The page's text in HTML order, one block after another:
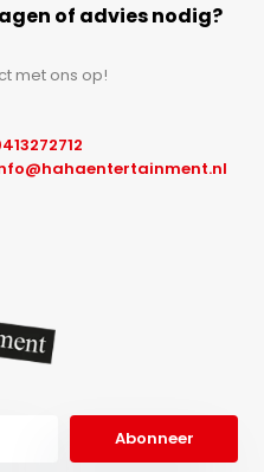
of advies nodig?
met ons op!
Abonneer